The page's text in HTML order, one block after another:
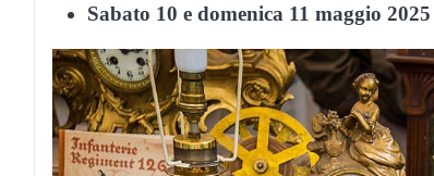
Sabato 10 e domenica 11 maggio 2025